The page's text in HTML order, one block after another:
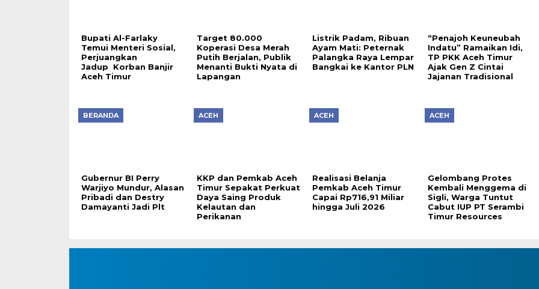
Bupati Al-Farlaky
Temui Menteri Sosial,
Perjuangkan
Jadup Korban Banjir
Aceh Timur
Target 80.000
Koperasi Desa Merah
Putih Berjalan, Publik
Menanti Bukti Nyata di
Lapangan
Listrik Padam, Ribuan
Ayam Mati: Peternak
Palangka Raya Lempar
Bangkai ke Kantor PLN
“Penajoh Keuneubah
Indatu” Ramaikan Idi,
TP PKK Aceh Timur
Ajak Gen Z Cintai
Jajanan Tradisional
BERANDA
Gubernur BI Perry
Warjiyo Mundur, Alasan
Pribadi dan Destry
Damayanti Jadi Plt
ACEH
KKP dan Pemkab Aceh
Timur Sepakat Perkuat
Daya Saing Produk
Kelautan dan
Perikanan
ACEH
Realisasi Belanja
Pemkab Aceh Timur
Capai Rp716,91 Miliar
hingga Juli 2026
ACEH
Gelombang Protes
Kembali Menggema di
Sigli, Warga Tuntut
Cabut IUP PT Serambi
Timur Resources